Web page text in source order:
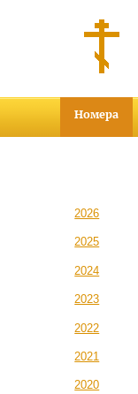
Номера
2026
2025
2024
2023
2022
2021
2020